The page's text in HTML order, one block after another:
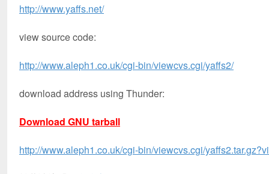
http://www.yaffs.net/
view source code:
http://www.aleph1.co.uk/cgi-bin/viewcvs.cgi/yaffs2/
download address using Thunder:
Download GNU tarball
http://www.aleph1.co.uk/cgi-bin/viewcvs.cgi/